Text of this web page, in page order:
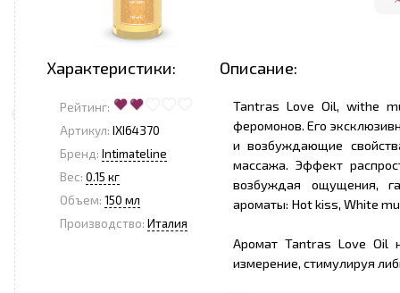
Характеристики: Описание:
Рейтинг:
Артикул: IXI64370
Бренд: Intimateline
Вес: 0.15 кг
Объем: 150 мл
Производство: Италия
Tantras Love Oil, withe
феромонов. Его
и возбуждающие
массажа. Эффект
возбуждая ощущения,
ароматы: Hot kiss, White
Аромат Tantras Love Oil
измерение, стимулируя